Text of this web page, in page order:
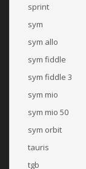
sprint
sym
sym allo
sym fiddle
sym fiddle 3
sym mio
sym mio 50
sym orbit
tauris
tgb